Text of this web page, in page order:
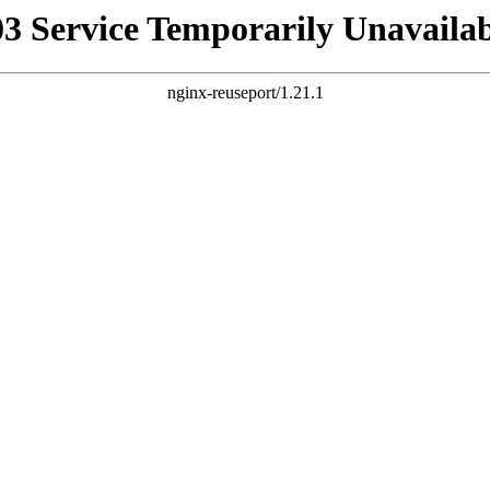
Service Temporarily
nginx-reuseport/1.21.1